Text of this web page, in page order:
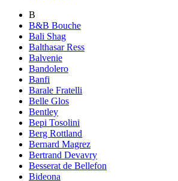
B
B&B Bouche
Bali Shag
Balthasar Ress
Balvenie
Bandolero
Banfi
Barale Fratelli
Belle Glos
Bentley
Bepi Tosolini
Berg Rottland
Bernard Magrez
Bertrand Devavry
Besserat de Bellefon
Bideona